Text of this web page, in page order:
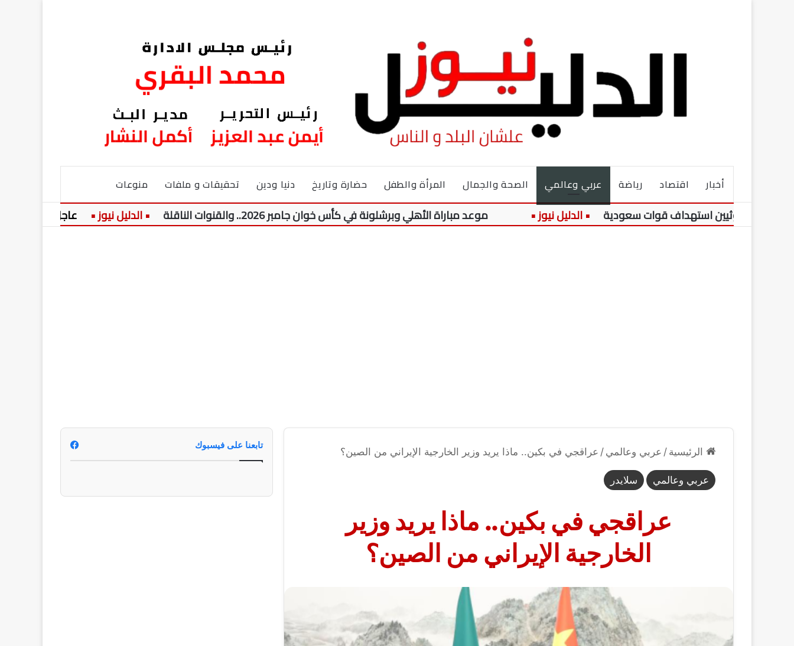
أخبار اقتصاد رياضة عربي وعالمي الصحة والجمال المرأة والطفل حضارة وتاريخ دنيا ودين تحقيقات و ملفات منوعات
الحوثيين استهداف قوات سعودية موعد مباراة الأهلي وبرشلونة في كأس خوان جامبر 2026.. والقنوات الناقلة عاجل: نيولوك
الرئيسية / عربي وعالمي / عراقجي في بكين.. ماذا يريد وزير الخارجية الإيراني من الصين؟
عربي وعالمي سلايدر
عراقجي في بكين.. ماذا يريد وزير
الخارجية الإيراني من الصين؟
تابعنا على فيسبوك